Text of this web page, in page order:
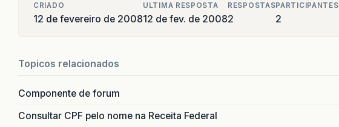
CRIADO
12 de fevereiro de 2008
ULTIMA RESPOSTA
12 de fev. de 2008
RESPOSTAS
2
PARTICIPANTES
2
Topicos relacionados
Componente de forum
Consultar CPF pelo nome na Receita Federal